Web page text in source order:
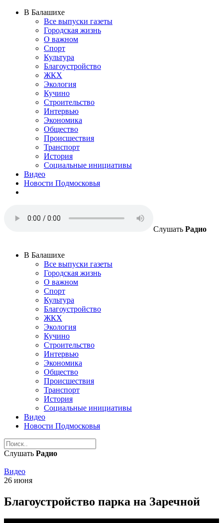
В Балашихе
Все выпуски газеты
Городская жизнь
О важном
Спорт
Культура
Благоустройство
ЖКХ
Экология
Кучино
Строительство
Интервью
Экономика
Общество
Происшествия
Транспорт
История
Социальные инициативы
Видео
Новости Подмосковья
Слушать Радио
В Балашихе
Все выпуски газеты
Городская жизнь
О важном
Спорт
Культура
Благоустройство
ЖКХ
Экология
Кучино
Строительство
Интервью
Экономика
Общество
Происшествия
Транспорт
История
Социальные инициативы
Видео
Новости Подмосковья
Слушать Радио
Видео
26 июня
Благоустройство парка на Заречной